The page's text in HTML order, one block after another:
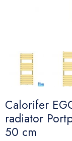
Calorifer
radiator
50 cm